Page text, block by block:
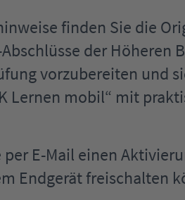
finden Sie die
der
vorzubereiten und
Lernen mobil“ mit
E-Mail einen
Endgerät freischalten